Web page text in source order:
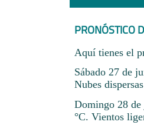
PRONÓSTICO
Aquí tienes el
Sábado 27 de
Nubes
Domingo 28 de
°C. Vientos